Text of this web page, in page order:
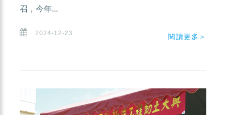
召，今年...
2024-12-23 閱讀更多＞